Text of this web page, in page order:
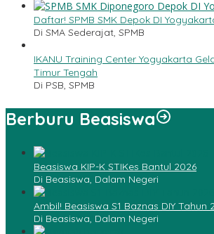
Daftar! SPMB SMK Depok DI
Di SMA Sederajat, SPMB
IKANU Training Center Yogyakarta
Timur Tengah
Di PSB, SPMB
Berburu Beasiswa
Beasiswa KIP-K STIKes Bantul 2026
Di Beasiswa, Dalam Negeri
Ambil! Beasiswa S1 Baznas DIY Tahun
Di Beasiswa, Dalam Negeri